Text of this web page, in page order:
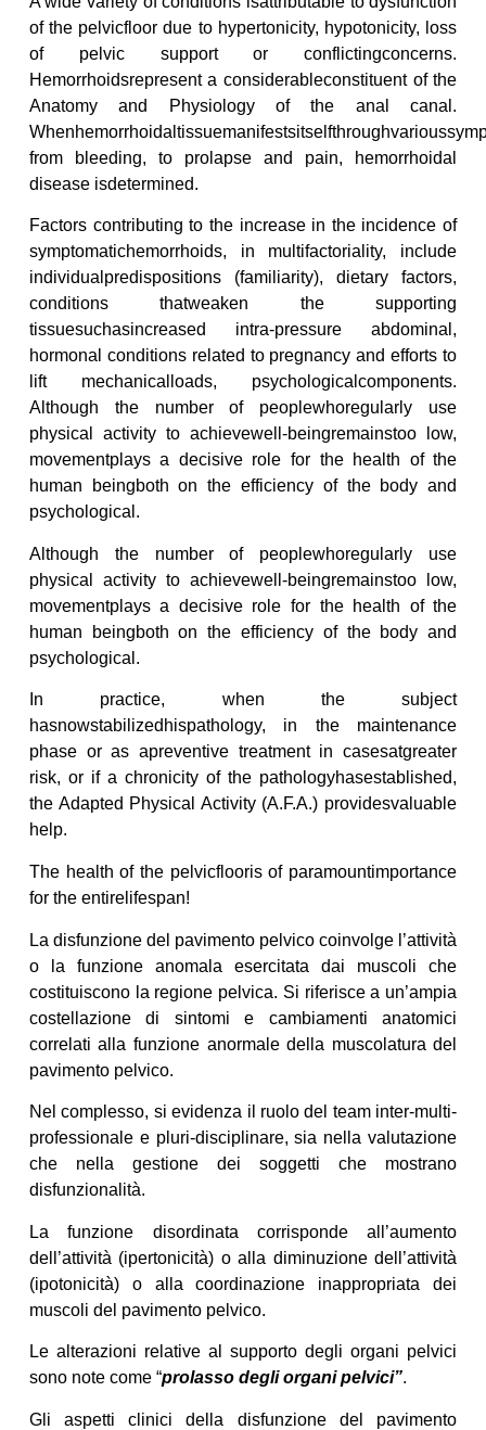
of the pelvicfloor due to hypertonicity, hypotonicity, loss
of pelvic support or conflictingconcerns.
Hemorrhoidsrepresent a considerableconstituent of the
Anatomy and Physiology of the anal canal.
from bleeding, to prolapse and pain, hemorrhoidal
disease isdetermined.
Factors contributing to the increase in the incidence of
symptomatichemorrhoids, in multifactoriality, include
individualpredispositions (familiarity), dietary factors,
conditions thatweaken the supporting
tissuesuchasincreased intra-pressure abdominal,
hormonal conditions related to pregnancy and efforts to
lift mechanicalloads, psychologicalcomponents.
Although the number of peoplewhoregularly use
physical activity to achievewell-beingremainstoo low,
movementplays a decisive role for the health of the
human beingboth on the efficiency of the body and
psychological.
Although the number of peoplewhoregularly use
physical activity to achievewell-beingremainstoo low,
movementplays a decisive role for the health of the
human beingboth on the efficiency of the body and
psychological.
In practice, when the subject
hasnowstabilizedhispathology, in the maintenance
phase or as apreventive treatment in casesatgreater
risk, or if a chronicity of the pathologyhasestablished,
the Adapted Physical Activity (A.F.A.) providesvaluable
help.
The health of the pelvicflooris of paramountimportance
for the entirelifespan!
La disfunzione del pavimento pelvico coinvolge l’attività
o la funzione anomala esercitata dai muscoli che
costituiscono la regione pelvica. Si riferisce a un’ampia
costellazione di sintomi e cambiamenti anatomici
correlati alla funzione anormale della muscolatura del
pavimento pelvico.
Nel complesso, si evidenza il ruolo del team inter-multi-
professionale e pluri-disciplinare, sia nella valutazione
che nella gestione dei soggetti che mostrano
disfunzionalità.
La funzione disordinata corrisponde all’aumento
dell’attività (ipertonicità) o alla diminuzione dell’attività
(ipotonicità) o alla coordinazione inappropriata dei
muscoli del pavimento pelvico.
Le alterazioni relative al supporto degli organi pelvici
sono note come “prolasso degli organi pelvici”.
Gli aspetti clinici della disfunzione del pavimento